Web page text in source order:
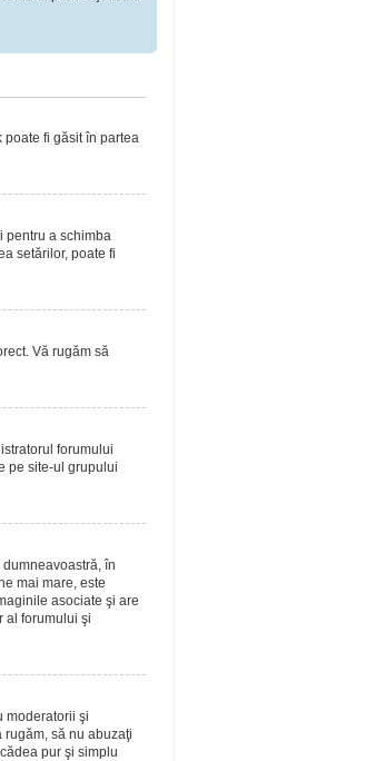
poate fi găsit în partea
pentru a schimba
setărilor, poate fi
Vă rugăm să
forumului
pe site-ul grupului
în
mai mare, este
asociate şi are
al forumului şi
moderatorii şi
să nu abuzaţi
pur şi simplu